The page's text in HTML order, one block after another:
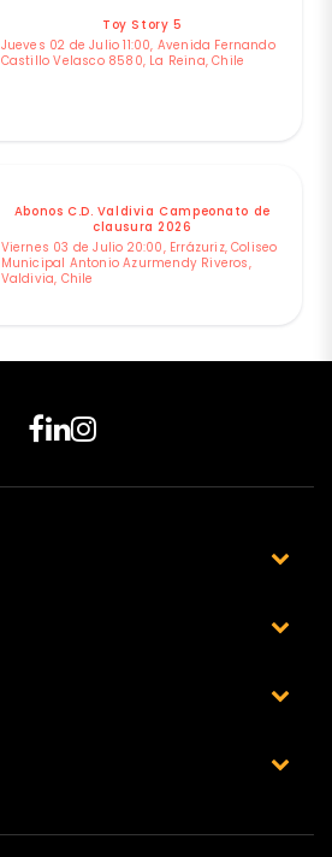
Toy Story 5
Jueves 02 de Julio 11:00, Avenida Fernando
Castillo Velasco 8580, La Reina, Chile
Abonos C.D. Valdivia Campeonato de
clausura 2026
Viernes 03 de Julio 20:00, Errázuriz, Coliseo
Municipal Antonio Azurmendy Riveros,
Valdivia, Chile